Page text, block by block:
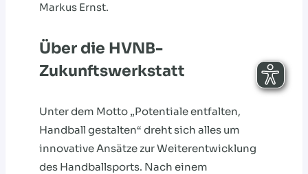
Markus Ernst.
Über die HVNB-
Zukunftswerkstatt
Unter dem Motto „Potentiale entfalten,
Handball gestalten“ dreht sich alles um
innovative Ansätze zur Weiterentwicklung
des Handballsports. Nach einem